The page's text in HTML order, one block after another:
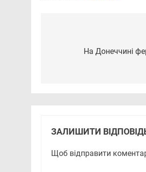
записівНа Донеччині
ЗАЛИШИТИ
Щоб відправити